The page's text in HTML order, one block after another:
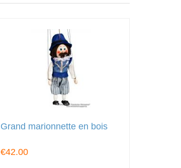
Grand marionnette en bois
€42.00